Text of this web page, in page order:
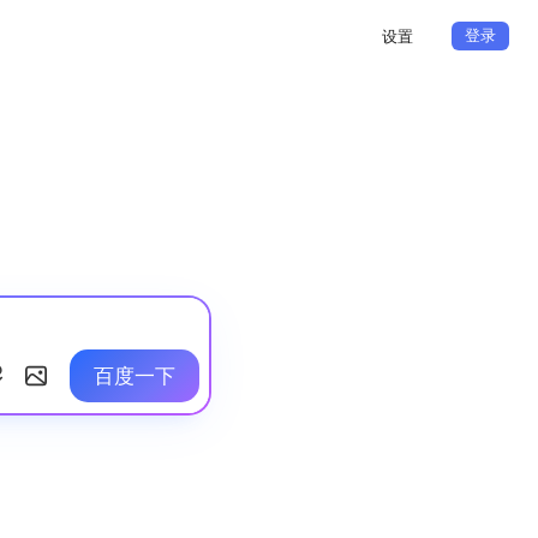
设置 登录
百度一下